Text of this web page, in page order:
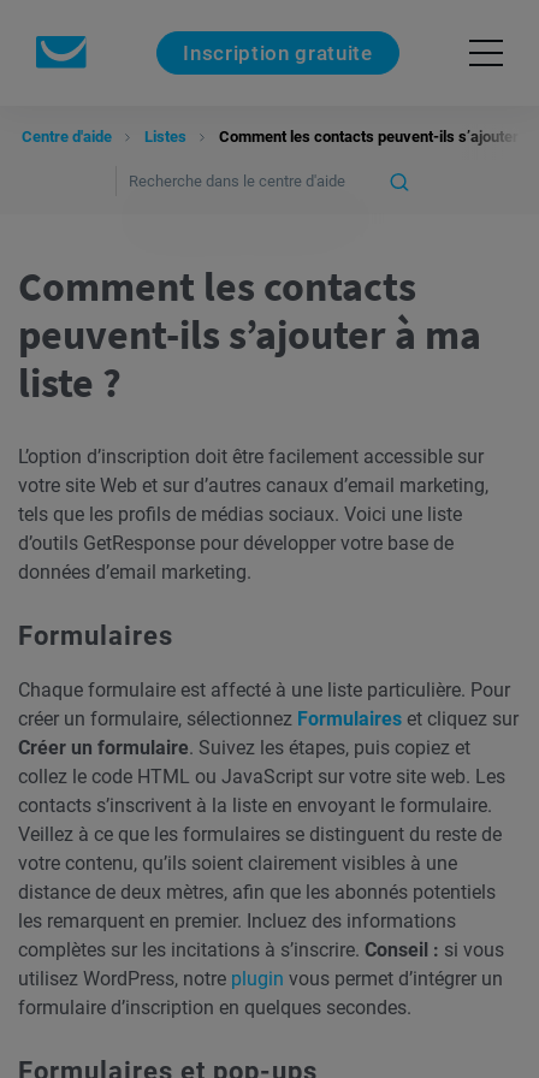
Inscription gratuite
Centre d'aide Listes Comment les contacts peuvent-ils s’ajouter à
Comment les contacts
peuvent-ils s’ajouter à ma
liste ?
L’option d’inscription doit être facilement accessible sur
votre site Web et sur d’autres canaux d’email marketing,
tels que les profils de médias sociaux. Voici une liste
d’outils GetResponse pour développer votre base de
données d’email marketing.
Formulaires
Chaque formulaire est affecté à une liste particulière. Pour
créer un formulaire, sélectionnez Formulaires et cliquez sur
Créer un formulaire. Suivez les étapes, puis copiez et
collez le code HTML ou JavaScript sur votre site web. Les
contacts s’inscrivent à la liste en envoyant le formulaire.
Veillez à ce que les formulaires se distinguent du reste de
votre contenu, qu’ils soient clairement visibles à une
distance de deux mètres, afin que les abonnés potentiels
les remarquent en premier. Incluez des informations
complètes sur les incitations à s’inscrire. Conseil : si vous
utilisez WordPress, notre plugin vous permet d’intégrer un
formulaire d’inscription en quelques secondes.
Formulaires et pop-ups